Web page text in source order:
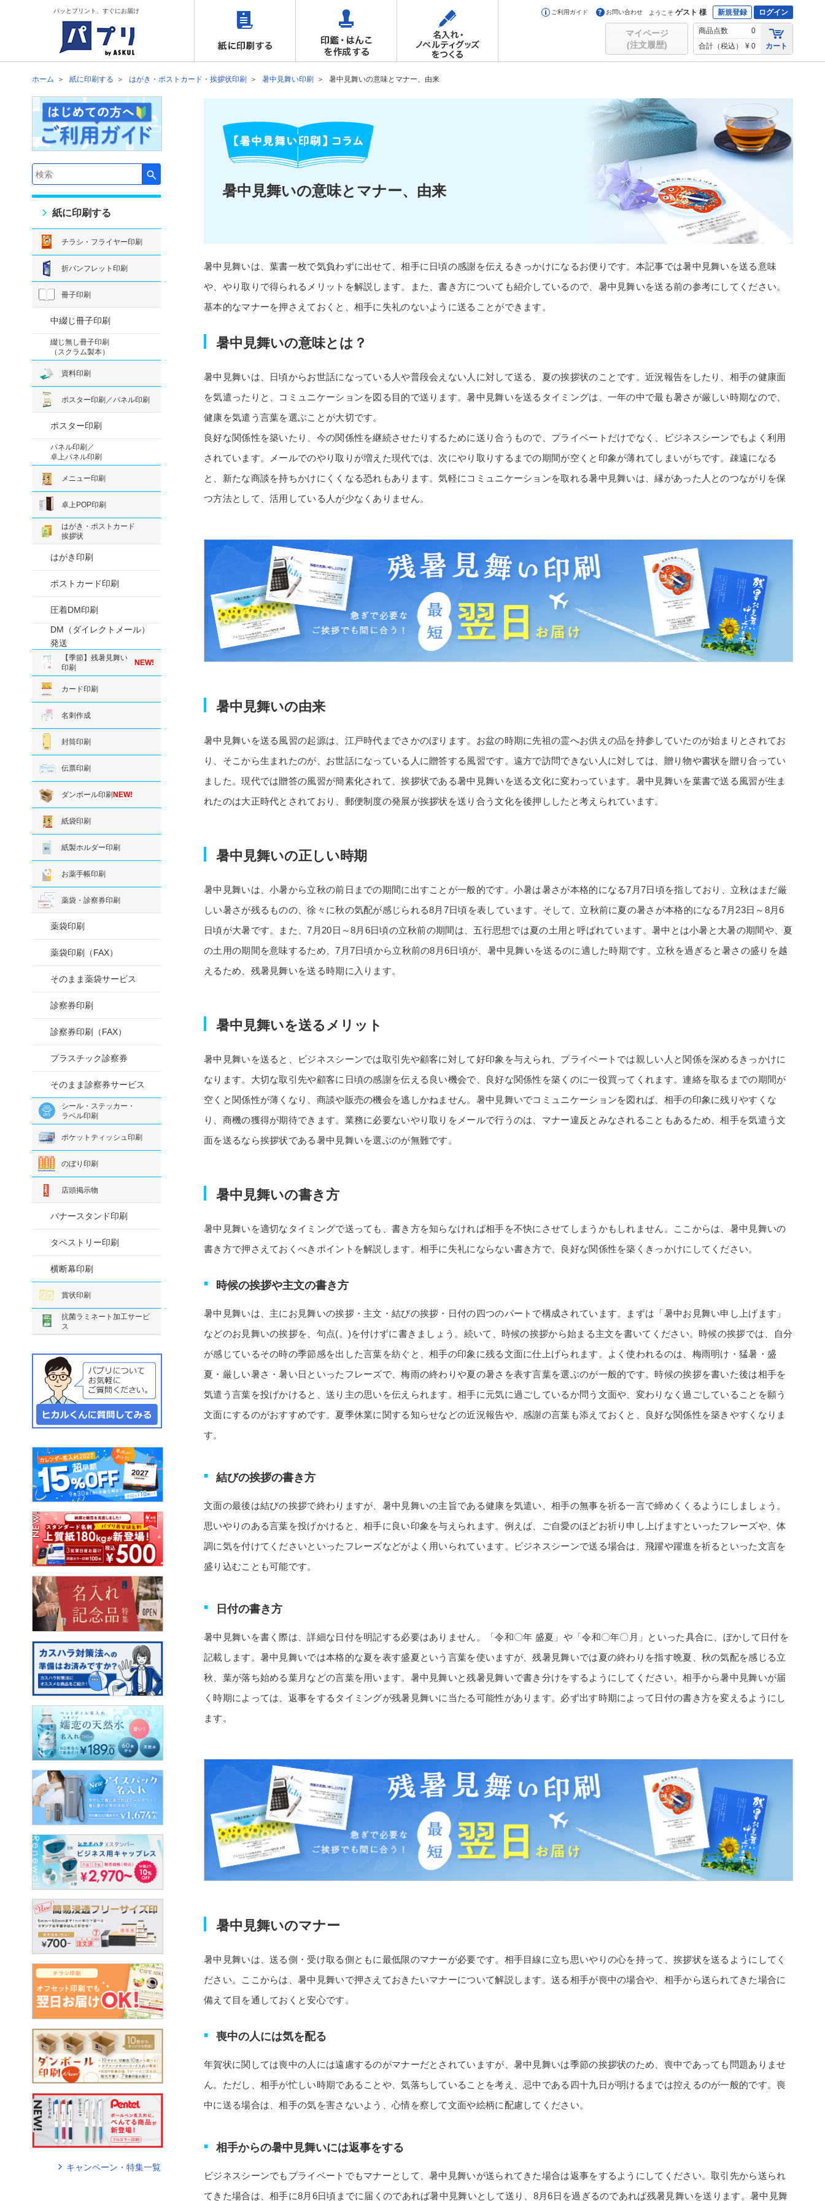
パッとプリント、すぐにお届け ご利用ガイド お問い合わせ ようこそ ゲスト 様 新規登録 ログイン
マイページ
(注文履歴)
商品点数
0
合計（税込）
¥ 0 カート
ホーム 紙に印刷する はがき・ポストカード・挨拶状印刷 暑中見舞い印刷 暑中見舞いの意味とマナー、由来
暑中見舞いの意味とマナー、由来
暑中見舞いは、葉書一枚で気負わずに出せて、相手に日頃の感謝を伝えるきっかけになるお便りです。本記事では暑中見舞いを送る意味
や、やり取りで得られるメリットを解説します。また、書き方についても紹介しているので、暑中見舞いを送る前の参考にしてください。
基本的なマナーを押さえておくと、相手に失礼のないように送ることができます。
暑中見舞いの意味とは？
暑中見舞いは、日頃からお世話になっている人や普段会えない人に対して送る、夏の挨拶状のことです。近況報告をしたり、相手の健康面
を気遣ったりと、コミュニケーションを図る目的で送ります。暑中見舞いを送るタイミングは、一年の中で最も暑さが厳しい時期なので、
健康を気遣う言葉を選ぶことが大切です。
良好な関係性を築いたり、今の関係性を継続させたりするために送り合うもので、プライベートだけでなく、ビジネスシーンでもよく利用
されています。メールでのやり取りが増えた現代では、次にやり取りするまでの期間が空くと印象が薄れてしまいがちです。疎遠になる
と、新たな商談を持ちかけにくくなる恐れもあります。気軽にコミュニケーションを取れる暑中見舞いは、縁があった人とのつながりを保
つ方法として、活用している人が少なくありません。
暑中見舞いの由来
暑中見舞いを送る風習の起源は、江戸時代までさかのぼります。お盆の時期に先祖の霊へお供えの品を持参していたのが始まりとされてお
り、そこから生まれたのが、お世話になっている人に贈答する風習です。遠方で訪問できない人に対しては、贈り物や書状を贈り合ってい
ました。現代では贈答の風習が簡素化されて、挨拶状である暑中見舞いを送る文化に変わっています。暑中見舞いを葉書で送る風習が生ま
れたのは大正時代とされており、郵便制度の発展が挨拶状を送り合う文化を後押ししたと考えられています。
暑中見舞いの正しい時期
暑中見舞いは、小暑から立秋の前日までの期間に出すことが一般的です。小暑は暑さが本格的になる7月7日頃を指しており、立秋はまだ厳
しい暑さが残るものの、徐々に秋の気配が感じられる8月7日頃を表しています。そして、立秋前に夏の暑さが本格的になる7月23日～8月6
日頃が大暑です。また、7月20日～8月6日頃の立秋前の期間は、五行思想では夏の土用と呼ばれています。暑中とは小暑と大暑の期間や、夏
の土用の期間を意味するため、7月7日頃から立秋前の8月6日頃が、暑中見舞いを送るのに適した時期です。立秋を過ぎると暑さの盛りを越
えるため、残暑見舞いを送る時期に入ります。
暑中見舞いを送るメリット
暑中見舞いを送ると、ビジネスシーンでは取引先や顧客に対して好印象を与えられ、プライベートでは親しい人と関係を深めるきっかけに
なります。大切な取引先や顧客に日頃の感謝を伝える良い機会で、良好な関係性を築くのに一役買ってくれます。連絡を取るまでの期間が
空くと関係性が薄くなり、商談や販売の機会を逃しかねません。暑中見舞いでコミュニケーションを図れば、相手の印象に残りやすくな
り、商機の獲得が期待できます。業務に必要ないやり取りをメールで行うのは、マナー違反とみなされることもあるため、相手を気遣う文
面を送るなら挨拶状である暑中見舞いを選ぶのが無難です。
暑中見舞いの書き方
暑中見舞いを適切なタイミングで送っても、書き方を知らなければ相手を不快にさせてしまうかもしれません。ここからは、暑中見舞いの
書き方で押さえておくべきポイントを解説します。相手に失礼にならない書き方で、良好な関係性を築くきっかけにしてください。
時候の挨拶や主文の書き方
暑中見舞いは、主にお見舞いの挨拶・主文・結びの挨拶・日付の四つのパートで構成されています。まずは「暑中お見舞い申し上げます」
などのお見舞いの挨拶を、句点(。)を付けずに書きましょう。続いて、時候の挨拶から始まる主文を書いてください。時候の挨拶では、自分
が感じているその時の季節感を出した言葉を紡ぐと、相手の印象に残る文面に仕上げられます。よく使われるのは、梅雨明け・猛暑・盛
夏・厳しい暑さ・暑い日といったフレーズで、梅雨の終わりや夏の暑さを表す言葉を選ぶのが一般的です。時候の挨拶を書いた後は相手を
気遣う言葉を投げかけると、送り主の思いを伝えられます。相手に元気に過ごしているか問う文面や、変わりなく過ごしていることを願う
文面にするのがおすすめです。夏季休業に関する知らせなどの近況報告や、感謝の言葉も添えておくと、良好な関係性を築きやすくなりま
す。
結びの挨拶の書き方
文面の最後は結びの挨拶で終わりますが、暑中見舞いの主旨である健康を気遣い、相手の無事を祈る一言で締めくくるようにしましょう。
思いやりのある言葉を投げかけると、相手に良い印象を与えられます。例えば、ご自愛のほどお祈り申し上げますといったフレーズや、体
調に気を付けてくださいといったフレーズなどがよく用いられています。ビジネスシーンで送る場合は、飛躍や躍進を祈るといった文言を
盛り込むことも可能です。
日付の書き方
暑中見舞いを書く際は、詳細な日付を明記する必要はありません。「令和〇年 盛夏」や「令和〇年〇月」といった具合に、ぼかして日付を
記載します。暑中見舞いでは本格的な夏を表す盛夏という言葉を使いますが、残暑見舞いでは夏の終わりを指す晩夏、秋の気配を感じる立
秋、葉が落ち始める葉月などの言葉を用います。暑中見舞いと残暑見舞いで書き分けをするようにしてください。相手から暑中見舞いが届
く時期によっては、返事をするタイミングが残暑見舞いに当たる可能性があります。必ず出す時期によって日付の書き方を変えるようにし
ます。
暑中見舞いのマナー
暑中見舞いは、送る側・受け取る側ともに最低限のマナーが必要です。相手目線に立ち思いやりの心を持って、挨拶状を送るようにしてく
ださい。ここからは、暑中見舞いで押さえておきたいマナーについて解説します。送る相手が喪中の場合や、相手から送られてきた場合に
備えて目を通しておくと安心です。
喪中の人には気を配る
年賀状に関しては喪中の人には遠慮するのがマナーだとされていますが、暑中見舞いは季節の挨拶状のため、喪中であっても問題ありませ
ん。ただし、相手が忙しい時期であることや、気落ちしていることを考え、忌中である四十九日が明けるまでは控えるのが一般的です。喪
中に送る場合は、相手の気を害さないよう、心情を察して文面や絵柄に配慮してください。
相手からの暑中見舞いには返事をする
ビジネスシーンでもプライベートでもマナーとして、暑中見舞いが送られてきた場合は返事をするようにしてください。取引先から送られ
てきた場合は、相手に8月6日頃までに届くのであれば暑中見舞いとして送り、8月6日を過ぎるのであれば残暑見舞いを送ります。暑中見舞
検索キーワード入力
紙に印刷する
チラシ・フライヤー印刷
折パンフレット印刷
冊子印刷
中綴じ冊子印刷
綴じ無し冊子印刷
（スクラム製本）
資料印刷
ポスター印刷／パネル印刷
ポスター印刷
パネル印刷／
卓上パネル印刷
メニュー印刷
卓上POP印刷
はがき・ポストカード
挨拶状
はがき印刷
ポストカード印刷
圧着DM印刷
DM（ダイレクトメール）
発送
【季節】残暑見舞い
印刷
NEW!
カード印刷
名刺作成
封筒印刷
伝票印刷
ダンボール印刷NEW!
紙袋印刷
紙製ホルダー印刷
お薬手帳印刷
薬袋・診察券印刷
薬袋印刷
薬袋印刷（FAX）
そのまま薬袋サービス
診察券印刷
診察券印刷（FAX）
プラスチック診察券
そのまま診察券サービス
シール・ステッカー・
ラベル印刷
ポケットティッシュ印刷
のぼり印刷
店頭掲示物
バナースタンド印刷
タペストリー印刷
横断幕印刷
賞状印刷
抗菌ラミネート加工サービ
ス
キャンペーン・特集一覧